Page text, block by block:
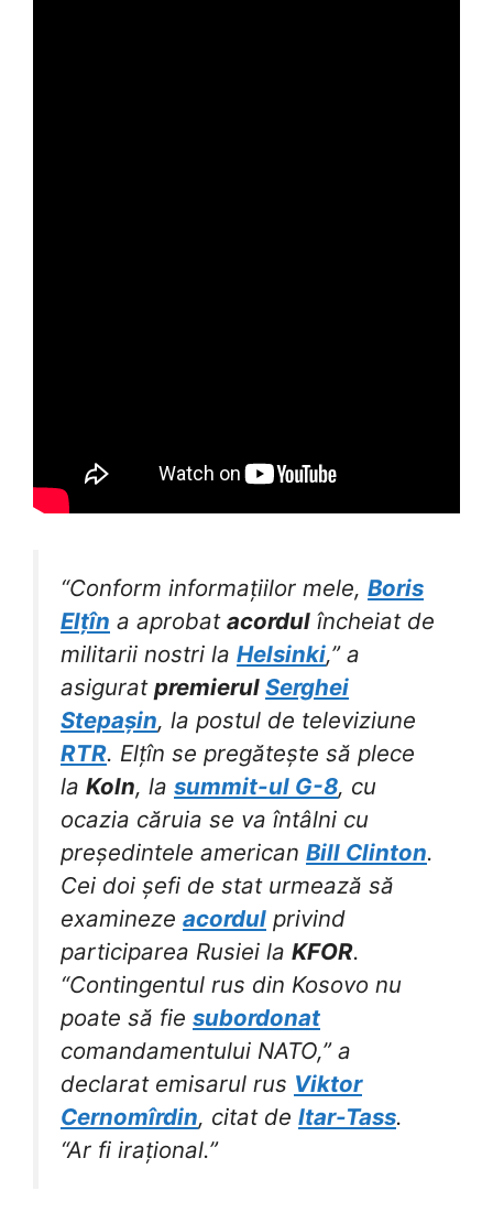
“Conform informațiilor mele, Boris
Elțîn a aprobat acordul încheiat de
militarii nostri la Helsinki,” a
asigurat premierul Serghei
Stepașin, la postul de televiziune
RTR. Elțîn se pregătește să plece
la Koln, la summit-ul G-8, cu
ocazia căruia se va întâlni cu
președintele american Bill Clinton.
Cei doi șefi de stat urmează să
examineze acordul privind
participarea Rusiei la KFOR.
“Contingentul rus din Kosovo nu
poate să fie subordonat
comandamentului NATO,” a
declarat emisarul rus Viktor
Cernomîrdin, citat de Itar-Tass.
“Ar fi irațional.”